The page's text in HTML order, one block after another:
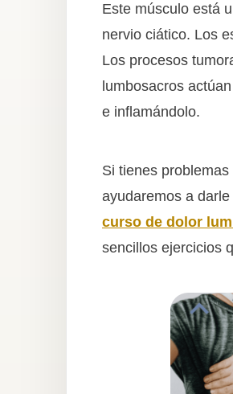
Este músculo está
nervio ciático. Los
Los procesos
lumbosacros
e inflamándolo.
Si tienes
ayudaremos a
curso de dolor
sencillos ejercicios